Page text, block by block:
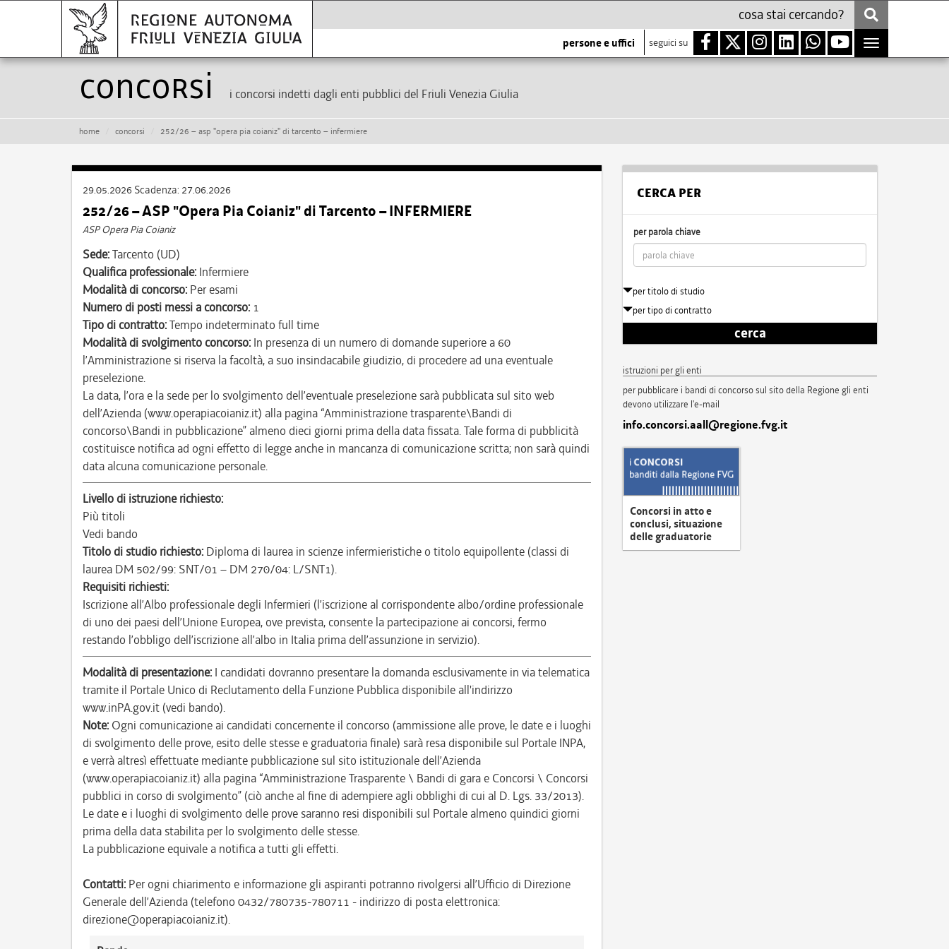
persone e uffici seguici su
Toggle
navigation
Concorsi i concorsi indetti dagli enti pubblici del Friuli Venezia Giulia
home concorsi 252/26 – asp "opera pia coianiz" di tarcento – infermiere
29.05.2026 Scadenza: 27.06.2026
252/26 – ASP "Opera Pia Coianiz" di Tarcento – INFERMIERE
ASP Opera Pia Coianiz
Sede:Tarcento (UD)
Qualifica professionale: Infermiere
Modalità di concorso: Per esami
Numero di posti messi a concorso: 1
Tipo di contratto:Tempo indeterminato full time
Modalità di svolgimento concorso: In presenza di un numero di domande superiore a 60
l’Amministrazione si riserva la facoltà, a suo insindacabile giudizio, di procedere ad una eventuale
preselezione.
La data, l’ora e la sede per lo svolgimento dell’eventuale preselezione sarà pubblicata sul sito web
dell’Azienda (www.operapiacoianiz.it) alla pagina “Amministrazione trasparente\Bandi di
concorso\Bandi in pubblicazione” almeno dieci giorni prima della data fissata. Tale forma di pubblicità
costituisce notifica ad ogni effetto di legge anche in mancanza di comunicazione scritta; non sarà quindi
data alcuna comunicazione personale.
Livello di istruzione richiesto:
Più titoli
Vedi bando
Titolo di studio richiesto: Diploma di laurea in scienze infermieristiche o titolo equipollente (classi di
laurea DM 502/99: SNT/01 – DM 270/04: L/SNT1).
Requisiti richiesti:
Iscrizione all’Albo professionale degli Infermieri (l’iscrizione al corrispondente albo/ordine professionale
di uno dei paesi dell’Unione Europea, ove prevista, consente la partecipazione ai concorsi, fermo
restando l’obbligo dell’iscrizione all’albo in Italia prima dell’assunzione in servizio).
Modalità di presentazione: I candidati dovranno presentare la domanda esclusivamente in via telematica
tramite il Portale Unico di Reclutamento della Funzione Pubblica disponibile all'indirizzo
www.inPA.gov.it (vedi bando).
Note: Ogni comunicazione ai candidati concernente il concorso (ammissione alle prove, le date e i luoghi
di svolgimento delle prove, esito delle stesse e graduatoria finale) sarà resa disponibile sul Portale INPA,
e verrà altresì effettuate mediante pubblicazione sul sito istituzionale dell’Azienda
(www.operapiacoianiz.it) alla pagina “Amministrazione Trasparente \ Bandi di gara e Concorsi \ Concorsi
pubblici in corso di svolgimento” (ciò anche al fine di adempiere agli obblighi di cui al D. Lgs. 33/2013).
Le date e i luoghi di svolgimento delle prove saranno resi disponibili sul Portale almeno quindici giorni
prima della data stabilita per lo svolgimento delle stesse.
La pubblicazione equivale a notifica a tutti gli effetti.
Contatti: Per ogni chiarimento e informazione gli aspiranti potranno rivolgersi all’Ufficio di Direzione
Generale dell’Azienda (telefono 0432/780735-780711 - indirizzo di posta elettronica:
direzione@operapiacoianiz.it).
CERCA PER
per parola chiave
per titolo di studio
per tipo di contratto
cerca
istruzioni per gli enti
per pubblicare i bandi di concorso sul sito della Regione gli enti
devono utilizzare l'e-mail
info.concorsi.aall@regione.fvg.it
Concorsi in atto e
conclusi, situazione
delle graduatorie